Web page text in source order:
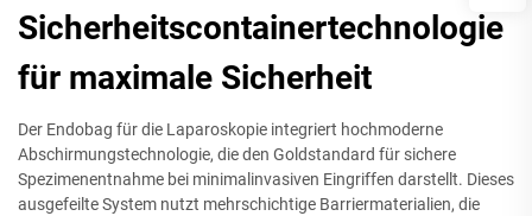
Sicherheitscontainertechnologie
für maximale Sicherheit
Der Endobag für die Laparoskopie integriert hochmoderne
Abschirmungstechnologie, die den Goldstandard für sichere
Spezimenentnahme bei minimalinvasiven Eingriffen darstellt. Dieses
ausgefeilte System nutzt mehrschichtige Barriermaterialien, die